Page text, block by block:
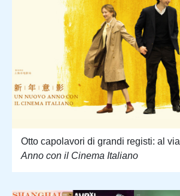
Otto capolavori di grandi registi: al via
Anno con il Cinema Italiano